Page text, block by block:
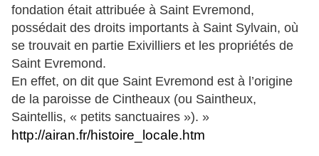
fondation était attribuée à Saint Evremond,
possédait des droits importants à Saint Sylvain, où
se trouvait en partie Exivilliers et les propriétés de
Saint Evremond.
En effet, on dit que Saint Evremond est à l’origine
de la paroisse de Cintheaux (ou Saintheux,
Saintellis, « petits sanctuaires »). »
http://airan.fr/histoire_locale.htm